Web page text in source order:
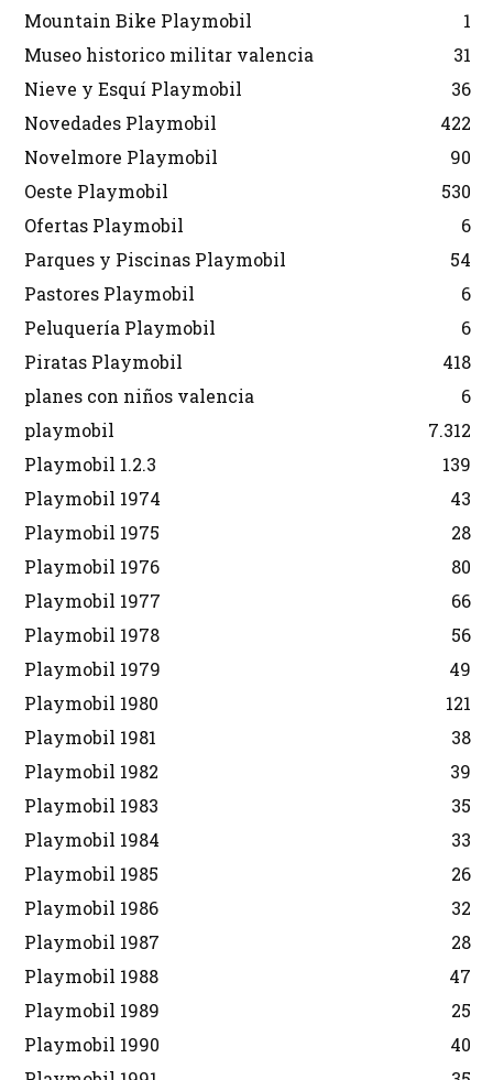
Mountain Bike Playmobil
1
Museo historico militar valencia
31
Nieve y Esquí Playmobil
36
Novedades Playmobil
422
Novelmore Playmobil
90
Oeste Playmobil
530
Ofertas Playmobil
6
Parques y Piscinas Playmobil
54
Pastores Playmobil
6
Peluquería Playmobil
6
Piratas Playmobil
418
planes con niños valencia
6
playmobil
7.312
Playmobil 1.2.3
139
Playmobil 1974
43
Playmobil 1975
28
Playmobil 1976
80
Playmobil 1977
66
Playmobil 1978
56
Playmobil 1979
49
Playmobil 1980
121
Playmobil 1981
38
Playmobil 1982
39
Playmobil 1983
35
Playmobil 1984
33
Playmobil 1985
26
Playmobil 1986
32
Playmobil 1987
28
Playmobil 1988
47
Playmobil 1989
25
Playmobil 1990
40